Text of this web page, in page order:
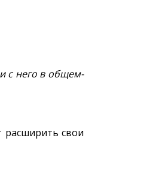
с него в общем-
расширить свои